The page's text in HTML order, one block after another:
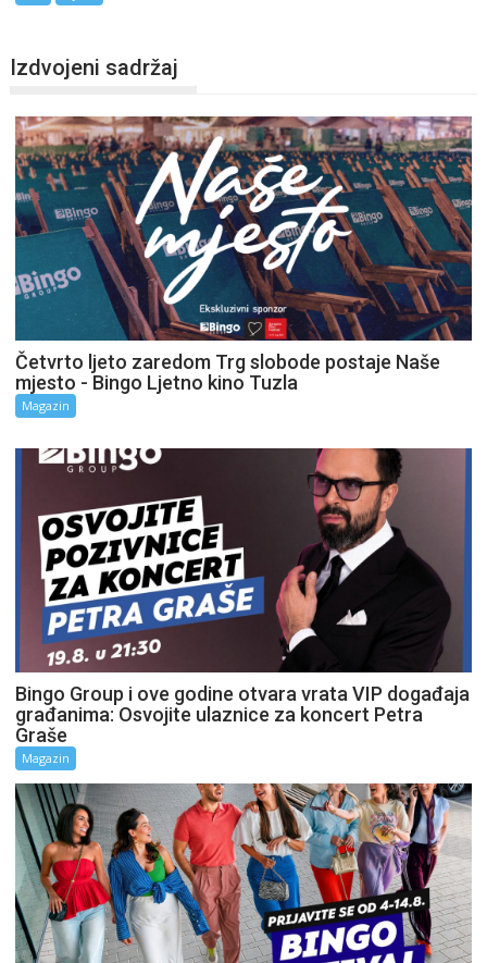
Izdvojeni sadržaj
Četvrto ljeto zaredom Trg slobode postaje Naše
mjesto - Bingo Ljetno kino Tuzla
Magazin
Bingo Group i ove godine otvara vrata VIP događaja
građanima: Osvojite ulaznice za koncert Petra
Graše
Magazin